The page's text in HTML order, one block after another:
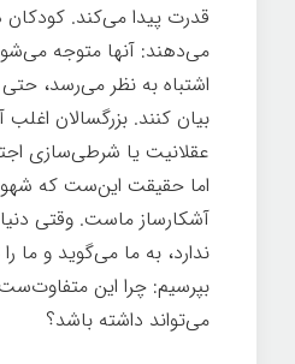
قدرت پیدا می‌کند.
می‌دهند: آنها متوجه
اشتباه به نظر می‌رسد، حتی
بیان کنند. بزرگسالان اغلب
عقلانیت یا شرطی‌سازی
اما حقیقت این‌ست که
آشکارساز ماست. وقتی
ندارد، به ما می‌گوید و ما
بپرسیم: چرا این
می‌تواند داشته باشد؟